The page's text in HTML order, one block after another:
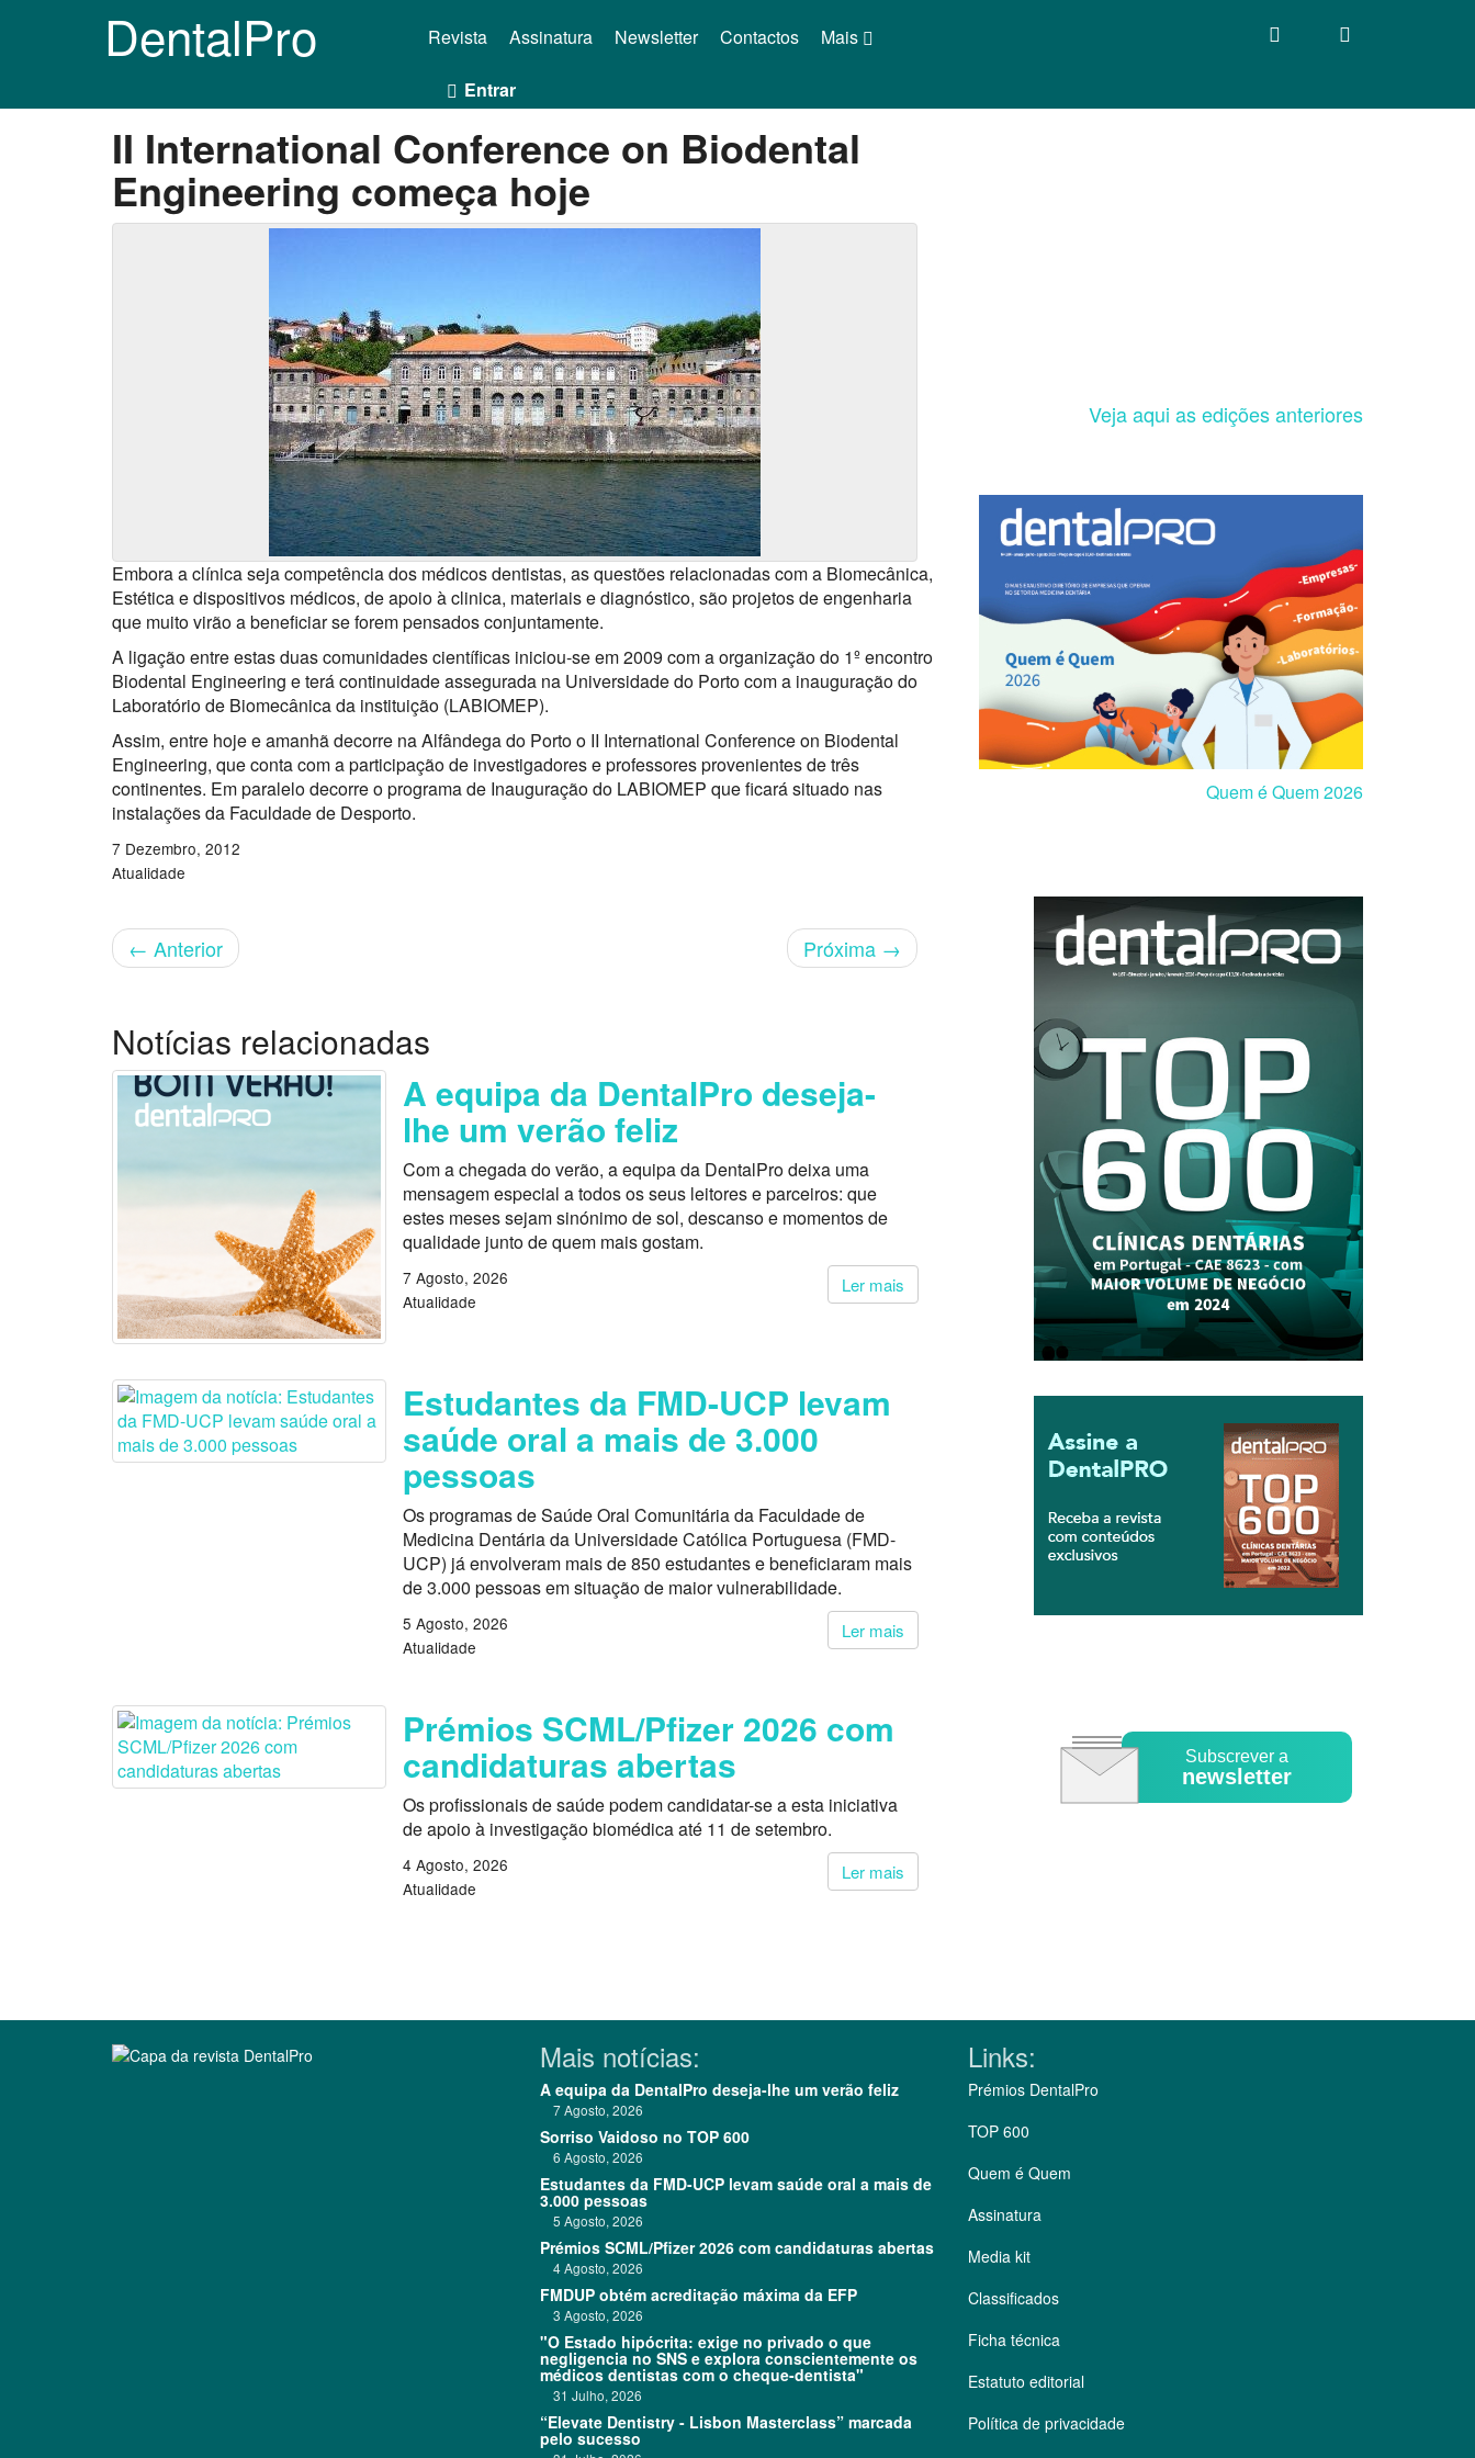
DentalPro Mais
Revista Assinatura Newsletter Contactos
Entrar
II International Conference on Biodental
Engineering começa hoje
Embora a clínica seja competência dos médicos dentistas, as questões relacionadas com a Biomecânica,
Estética e dispositivos médicos, de apoio à clinica, materiais e diagnóstico, são projetos de engenharia
que muito virão a beneficiar se forem pensados conjuntamente.
A ligação entre estas duas comunidades científicas iniciou-se em 2009 com a organização do 1º encontro
Biodental Engineering e terá continuidade assegurada na Universidade do Porto com a inauguração do
Laboratório de Biomecânica da instituição (LABIOMEP).
Assim, entre hoje e amanhã decorre na Alfândega do Porto o II International Conference on Biodental
Engineering, que conta com a participação de investigadores e professores provenientes de três
continentes. Em paralelo decorre o programa de Inauguração do LABIOMEP que ficará situado nas
instalações da Faculdade de Desporto.
7 Dezembro, 2012
Atualidade
← Anterior Próxima →
Veja aqui as edições anteriores
Quem é Quem 2026
Subscrever a
newsletter
Notícias relacionadas
A equipa da DentalPro deseja-
lhe um verão feliz
Com a chegada do verão, a equipa da DentalPro deixa uma
mensagem especial a todos os seus leitores e parceiros: que
estes meses sejam sinónimo de sol, descanso e momentos de
qualidade junto de quem mais gostam.
Ler mais
7 Agosto, 2026
Atualidade
Estudantes da FMD-UCP levam
saúde oral a mais de 3.000
pessoas
Os programas de Saúde Oral Comunitária da Faculdade de
Medicina Dentária da Universidade Católica Portuguesa (FMD-
UCP) já envolveram mais de 850 estudantes e beneficiaram mais
de 3.000 pessoas em situação de maior vulnerabilidade.
Ler mais
5 Agosto, 2026
Atualidade
Prémios SCML/Pfizer 2026 com
candidaturas abertas
Os profissionais de saúde podem candidatar-se a esta iniciativa
de apoio à investigação biomédica até 11 de setembro.
Ler mais
4 Agosto, 2026
Atualidade
Mais notícias:
A equipa da DentalPro deseja-lhe um verão feliz
7 Agosto, 2026
Sorriso Vaidoso no TOP 600
6 Agosto, 2026
Estudantes da FMD-UCP levam saúde oral a mais de
3.000 pessoas
5 Agosto, 2026
Prémios SCML/Pfizer 2026 com candidaturas abertas
4 Agosto, 2026
FMDUP obtém acreditação máxima da EFP
3 Agosto, 2026
"O Estado hipócrita: exige no privado o que
negligencia no SNS e explora conscientemente os
médicos dentistas com o cheque-dentista"
31 Julho, 2026
“Elevate Dentistry - Lisbon Masterclass” marcada
pelo sucesso
Links:
Prémios DentalPro
TOP 600
Quem é Quem
Assinatura
Media kit
Classificados
Ficha técnica
Estatuto editorial
Política de privacidade